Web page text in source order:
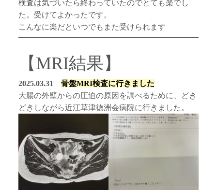
検査は気づいたら終わっていたのでとても楽でし
た。受けてよかったです。
こんなに楽だといつでもまた受けられます
【MRI結果】
2025.03.31骨盤MRI検査に行きました
大腸の外壁からの圧迫の原因を調べるために、どき
どきしながら近江草津徳洲会病院に行きました。